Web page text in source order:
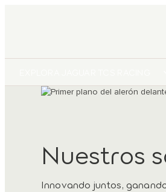
Nuestros
Innovando juntos,